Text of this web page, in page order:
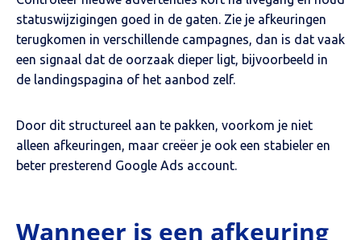
statuswijzigingen goed in de gaten. Zie je afkeuringen
terugkomen in verschillende campagnes, dan is dat vaak
een signaal dat de oorzaak dieper ligt, bijvoorbeeld in
de landingspagina of het aanbod zelf.
Door dit structureel aan te pakken, voorkom je niet
alleen afkeuringen, maar creëer je ook een stabieler en
beter presterend Google Ads account.
Wanneer is een afkeuring